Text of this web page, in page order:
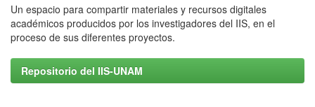
Un espacio para compartir materiales y recursos digitales
académicos producidos por los investigadores del IIS, en el
proceso de sus diferentes proyectos.
Repositorio del IIS-UNAM